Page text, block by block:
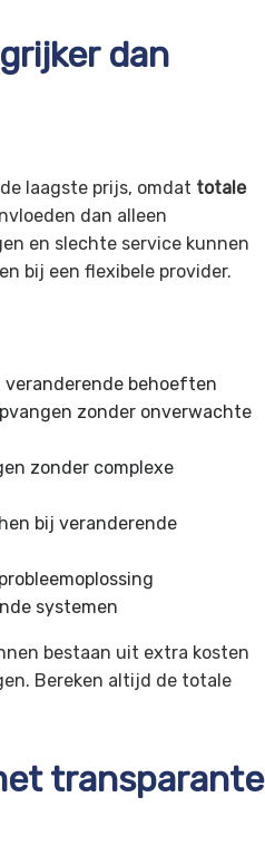
dan
laagste prijs, omdat totale
dan alleen
en slechte service kunnen
bij een flexibele provider.
veranderende behoeften
zonder onverwachte
zonder complexe
bij veranderende
systemen
bestaan uit extra kosten
Bereken altijd de totale
transparante